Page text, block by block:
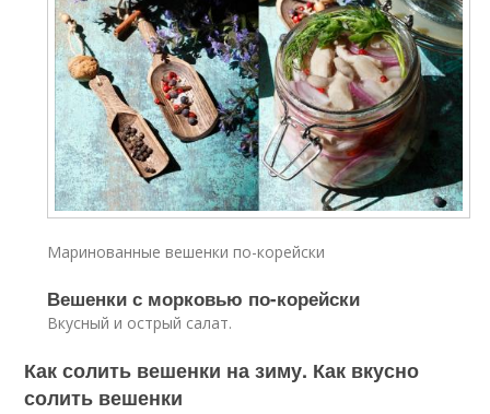
Маринованные вешенки по-корейски
Вешенки с морковью по-корейски
Вкусный и острый салат.
Как солить вешенки на зиму. Как вкусно
солить вешенки